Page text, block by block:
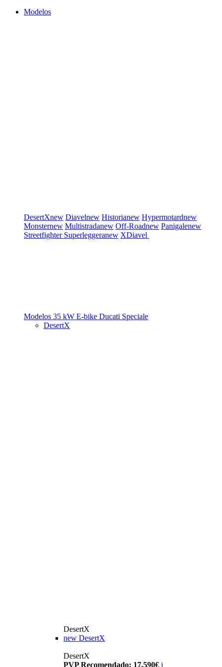
Modelos
DesertXnew Diavelnew Historianew Hypermotardnew
Monsternew Multistradanew Off-Roadnew Panigalenew
Streetfighter Superleggeranew XDiavel
Modelos 35 kW E-bike Ducati Speciale
DesertX
DesertX
new DesertX
DesertX
PVP Recomendado: 17.590€ i